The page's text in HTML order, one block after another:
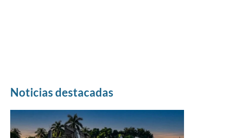
Noticias destacadas